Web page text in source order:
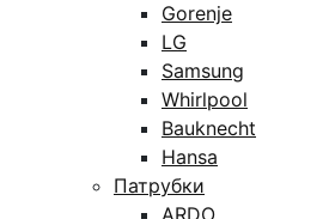
Gorenje
LG
Samsung
Whirlpool
Bauknecht
Hansa
Патрубки
ARDO